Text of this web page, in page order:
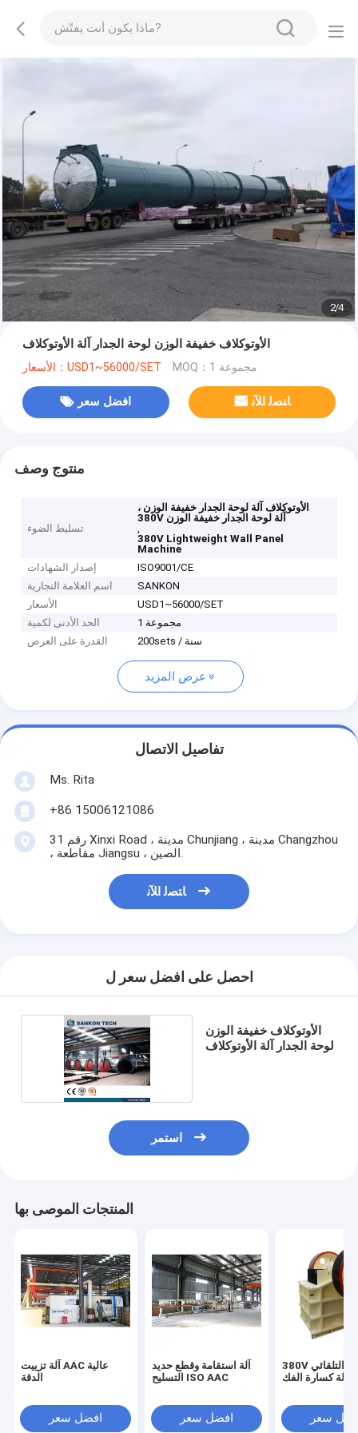
2/4
الأوتوكلاف خفيفة الوزن لوحة الجدار آلة الأوتوكلاف
الأسعار：USD1~56000/SET MOQ：1 مجموعة
افضل سعر ﺎﺘﺼﻟ ﺍﻶﻧ
منتوج وصف
تسليط الضوء
الأوتوكلاف آلة لوحة الجدار خفيفة الوزن ،
380V آلة لوحة الجدار خفيفة الوزن
,
380V Lightweight Wall Panel
Machine
إصدار الشهادات
ISO9001/CE
اسم العلامة التجارية
SANKON
الأسعار
USD1~56000/SET
الحد الأدنى لكمية
1 مجموعة
القدرة على العرض
200sets / سنة
عرض المزيد
تفاصيل الاتصال
Ms. Rita
+86 15006121086
رقم 31 Xinxi Road ، مدينة Chunjiang ، مدينة Changzhou
ﺎﺘﺼﻟ ﺍﻶﻧ
احصل على افضل سعر ل
الأوتوكلاف خفيفة الوزن
لوحة الجدار آلة الأوتوكلاف
استمر
المنتجات الموصى بها
آلة تزييت AAC عالية
الدقة
افضل سعر
آلة استقامة وقطع حديد
التسليح ISO AAC
افضل سعر
380V شبه التلقائي AAC
آلة كسارة الفك
سعر